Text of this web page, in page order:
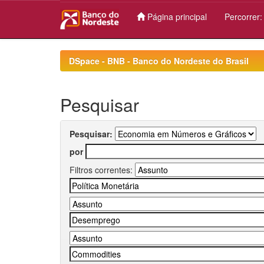
Página principal Percorrer:
DSpace - BNB - Banco do Nordeste do Brasil
Pesquisar
Pesquisar:
por
Filtros correntes: